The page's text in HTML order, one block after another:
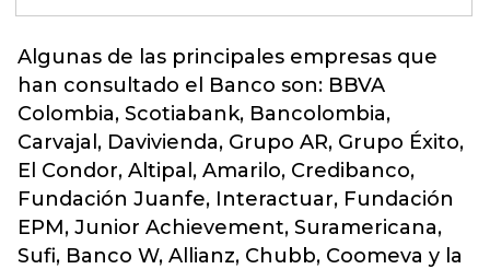
Algunas de las principales empresas que
han consultado el Banco son: BBVA
Colombia, Scotiabank, Bancolombia,
Carvajal, Davivienda, Grupo AR, Grupo Éxito,
El Condor, Altipal, Amarilo, Credibanco,
Fundación Juanfe, Interactuar, Fundación
EPM, Junior Achievement, Suramericana,
Sufi, Banco W, Allianz, Chubb, Coomeva y la